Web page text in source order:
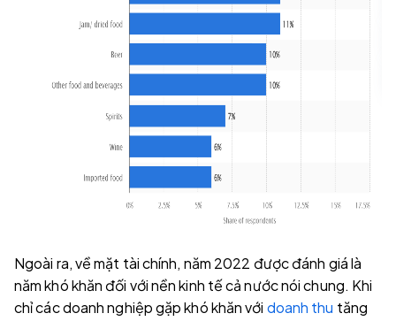
Ngoài ra, về mặt tài chính, năm 2022 được đánh giá là
năm khó khăn đối với nền kinh tế cả nước nói chung. Khi
chỉ các doanh nghiệp gặp khó khăn với doanh thu tăng